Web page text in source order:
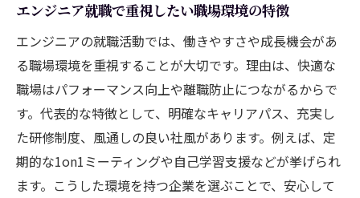
エンジニア就職で重視したい職場環境の特徴
エンジニアの就職活動では、働きやすさや成長機会があ
る職場環境を重視することが大切です。理由は、快適な
職場はパフォーマンス向上や離職防止につながるからで
す。代表的な特徴として、明確なキャリアパス、充実し
た研修制度、風通しの良い社風があります。例えば、定
期的な1on1ミーティングや自己学習支援などが挙げられ
ます。こうした環境を持つ企業を選ぶことで、安心して